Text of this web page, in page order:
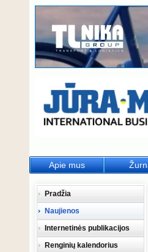
Pradžia
Naujienos
Internetinės publikacijos
Renginių kalendorius
Apie mus